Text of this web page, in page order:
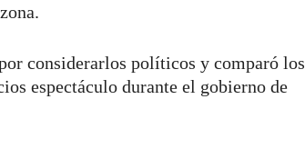
considerarlos políticos y comparó los
espectáculo durante el gobierno de